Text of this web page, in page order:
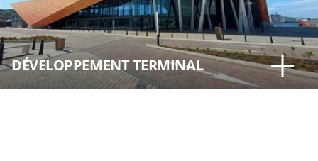
DÉVELOPPEMENT TERMINAL